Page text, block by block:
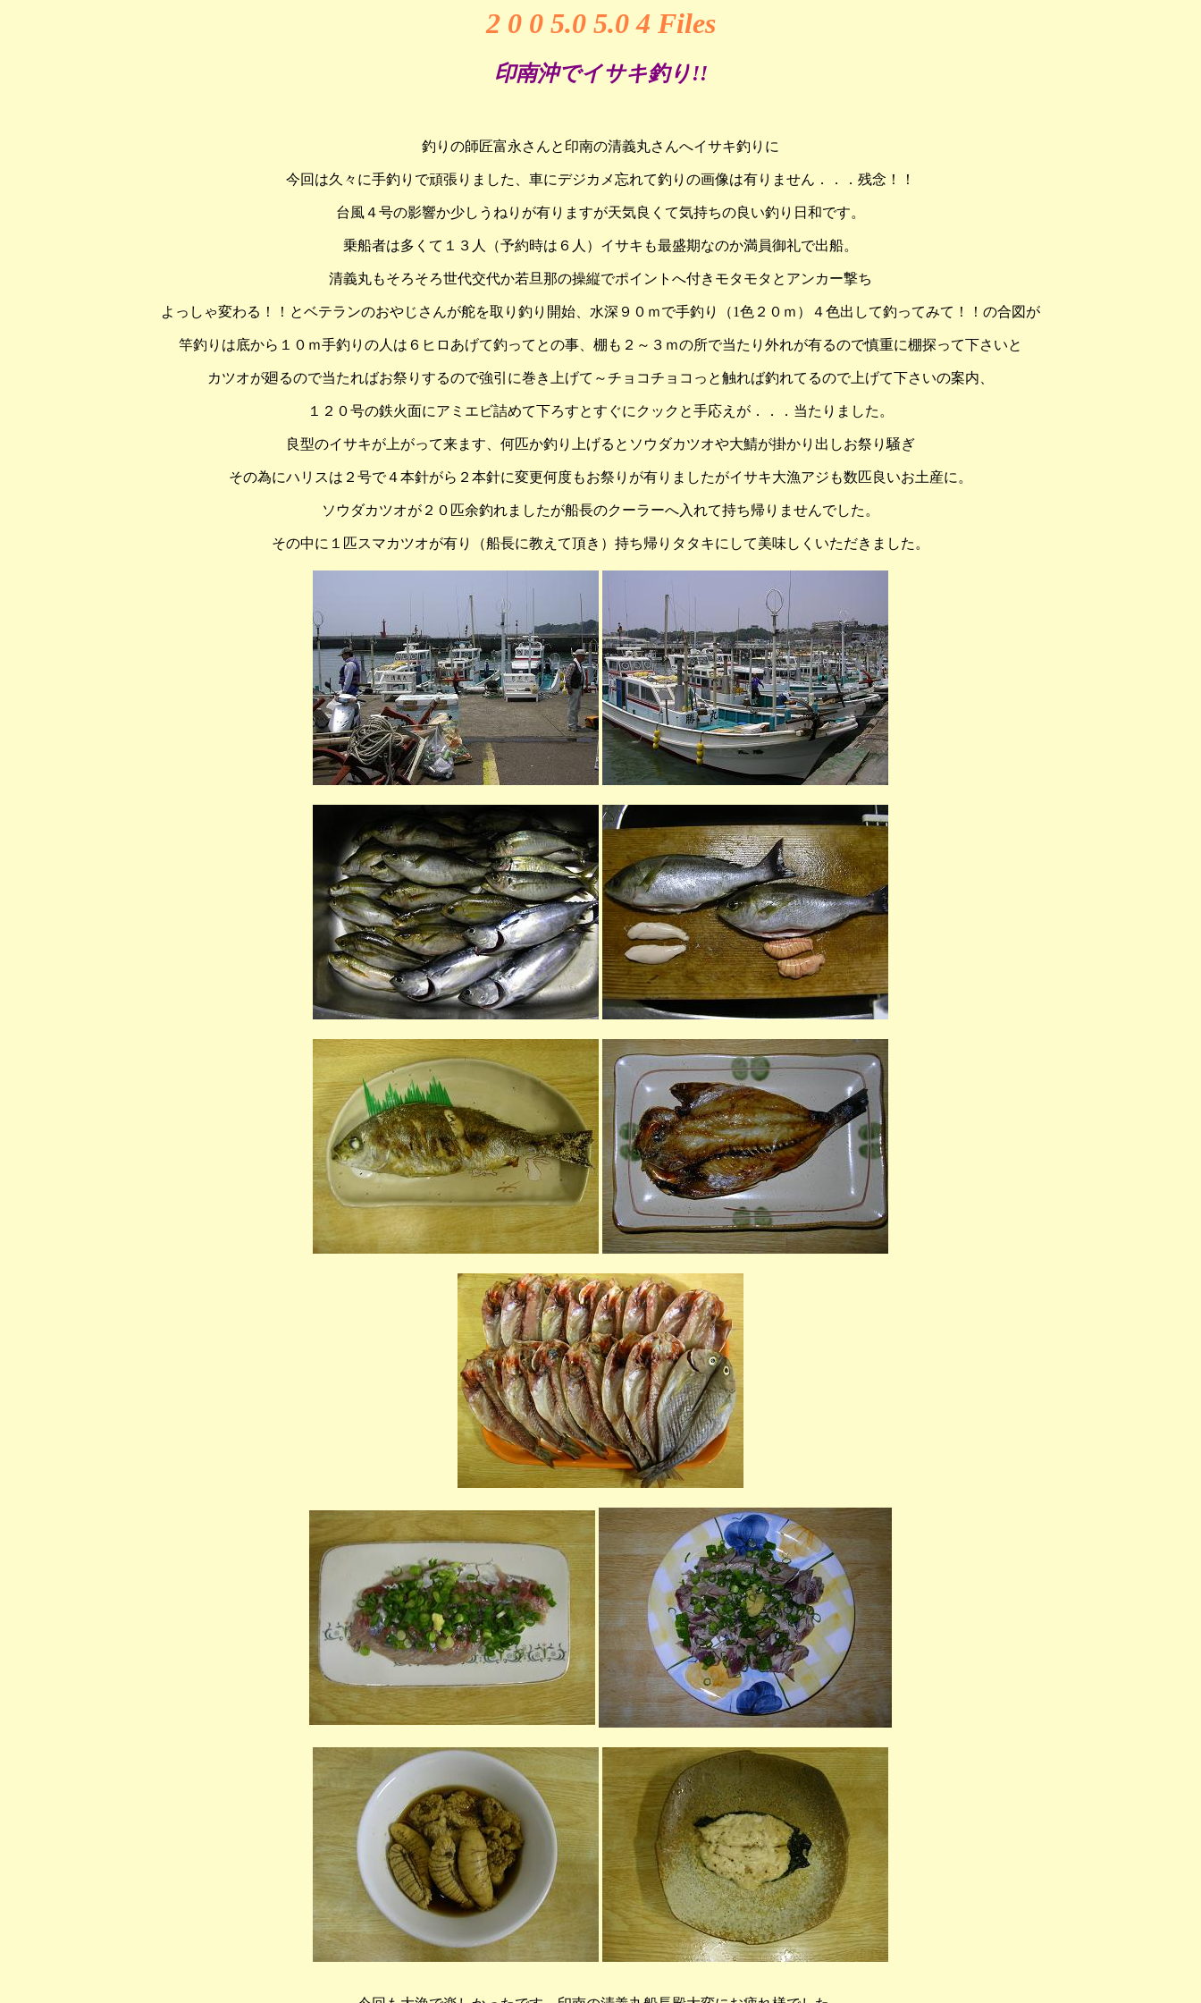
2 0 0 5.0 5.0 4 Files
印南沖でイサキ釣り!!
釣りの師匠富永さんと印南の清義丸さんへイサキ釣りに
今回は久々に手釣りで頑張りました、車にデジカメ忘れて釣りの画像は有りません．．．残念！！
台風４号の影響か少しうねりが有りますが天気良くて気持ちの良い釣り日和です。
乗船者は多くて１３人（予約時は６人）イサキも最盛期なのか満員御礼で出船。
清義丸もそろそろ世代交代か若旦那の操縦でポイントへ付きモタモタとアンカー撃ち
よっしゃ変わる！！とベテランのおやじさんが舵を取り釣り開始、水深９０ｍで手釣り（1色２０ｍ）４色出して釣ってみて！！の合図が
竿釣りは底から１０ｍ手釣りの人は６ヒロあげて釣ってとの事、棚も２～３ｍの所で当たり外れが有るので慎重に棚探って下さいと
カツオが廻るので当たればお祭りするので強引に巻き上げて～チョコチョコっと触れば釣れてるので上げて下さいの案内、
１２０号の鉄火面にアミエビ詰めて下ろすとすぐにクックと手応えが．．．当たりました。
良型のイサキが上がって来ます、何匹か釣り上げるとソウダカツオや大鯖が掛かり出しお祭り騒ぎ
その為にハリスは２号で４本針がら２本針に変更何度もお祭りが有りましたがイサキ大漁アジも数匹良いお土産に。
ソウダカツオが２０匹余釣れましたが船長のクーラーへ入れて持ち帰りませんでした。
その中に１匹スマカツオが有り（船長に教えて頂き）持ち帰りタタキにして美味しくいただきました。